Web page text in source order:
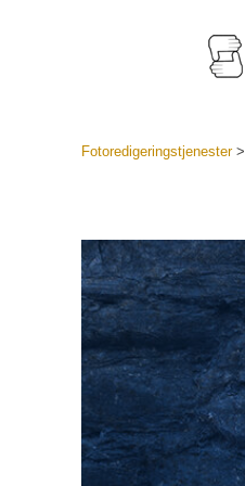
Fotoredigeringstjenester>